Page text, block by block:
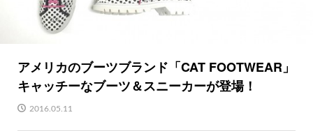
アメリカのブーツブランド「CAT FOOTWEAR」
キャッチーなブーツ＆スニーカーが登場！
2016.05.11